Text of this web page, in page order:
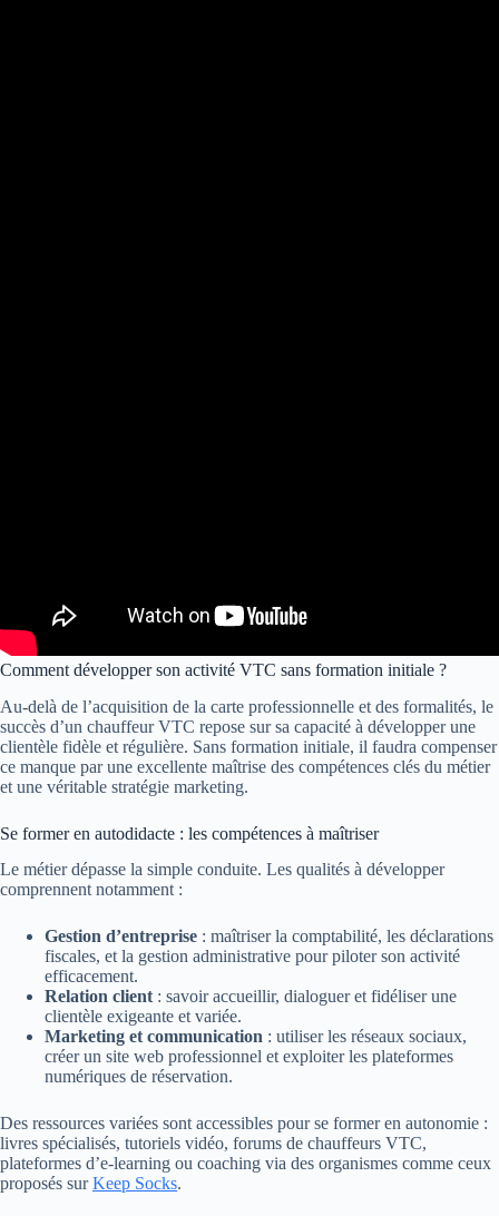
Comment développer son activité VTC sans formation initiale ?
Au-delà de l’acquisition de la carte professionnelle et des formalités, le
succès d’un chauffeur VTC repose sur sa capacité à développer une
clientèle fidèle et régulière. Sans formation initiale, il faudra compenser
ce manque par une excellente maîtrise des compétences clés du métier
et une véritable stratégie marketing.
Se former en autodidacte : les compétences à maîtriser
Le métier dépasse la simple conduite. Les qualités à développer
comprennent notamment :
Gestion d’entreprise : maîtriser la comptabilité, les déclarations
fiscales, et la gestion administrative pour piloter son activité
efficacement.
Relation client : savoir accueillir, dialoguer et fidéliser une
clientèle exigeante et variée.
Marketing et communication : utiliser les réseaux sociaux,
créer un site web professionnel et exploiter les plateformes
numériques de réservation.
Des ressources variées sont accessibles pour se former en autonomie :
livres spécialisés, tutoriels vidéo, forums de chauffeurs VTC,
plateformes d’e-learning ou coaching via des organismes comme ceux
proposés surKeep Socks.